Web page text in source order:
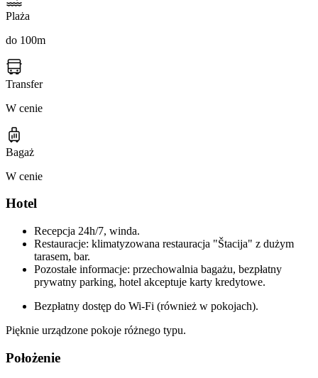
Plaża
do 100m
Transfer
W cenie
Bagaż
W cenie
Hotel
Recepcja 24h/7, winda.
Restauracje: klimatyzowana restauracja "Štacija" z dużym
tarasem, bar.
Pozostałe informacje: przechowalnia bagażu, bezpłatny
prywatny parking, hotel akceptuje karty kredytowe.
Bezpłatny dostęp do Wi-Fi (również w pokojach).
Pięknie urządzone pokoje różnego typu.
Położenie